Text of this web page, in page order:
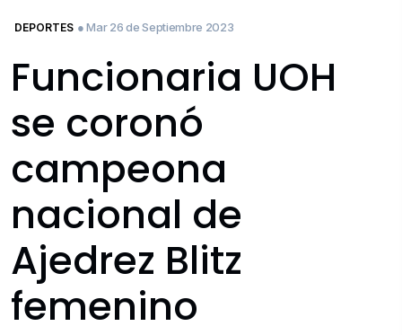
DEPORTES ● Mar 26 de Septiembre 2023
Funcionaria UOH
se coronó
campeona
nacional de
Ajedrez Blitz
femenino